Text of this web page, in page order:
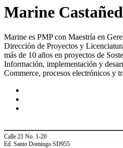
Marine
Marine es PMP con Maestría en
Dirección de Proyectos y
más de 10 años en proyectos de
Información, implementación y
Commerce, procesos electrónicos y
Calle 21 No. 1-20
Ed. Santo Domingo SD955